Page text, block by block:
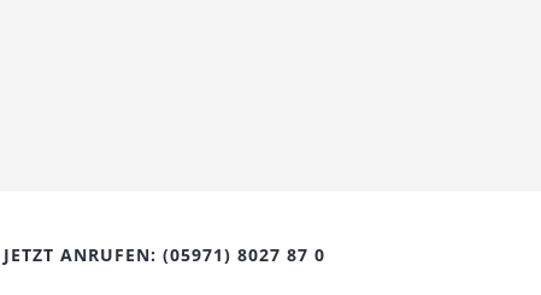
JETZT ANRUFEN:(05971) 8027 87 0